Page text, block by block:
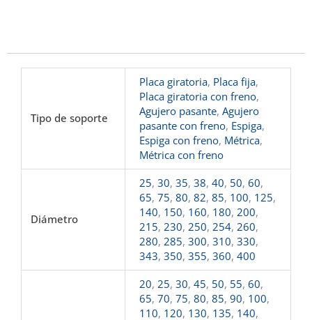
Tipo de soporte
Placa giratoria, Placa fija,
Placa giratoria con freno,
Agujero pasante, Agujero
pasante con freno, Espiga,
Espiga con freno, Métrica,
Métrica con freno
Diámetro
25, 30, 35, 38, 40, 50, 60,
65, 75, 80, 82, 85, 100, 125,
140, 150, 160, 180, 200,
215, 230, 250, 254, 260,
280, 285, 300, 310, 330,
343, 350, 355, 360, 400
20, 25, 30, 45, 50, 55, 60,
65, 70, 75, 80, 85, 90, 100,
110, 120, 130, 135, 140,